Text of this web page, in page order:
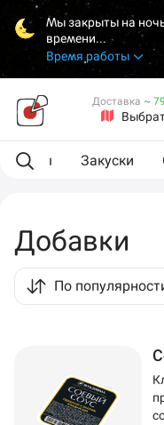
Мы закрыты на
времени...
Время работы
Доставка ~
роллы Закуски
Добавки
По